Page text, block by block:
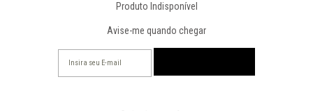
Produto Indisponível
Avise-me quando chegar